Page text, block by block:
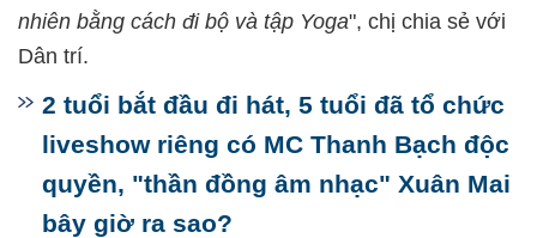
nhiên bằng cách đi bộ và tập Yoga", chị chia sẻ với
Dân trí.
2 tuổi bắt đầu đi hát, 5 tuổi đã tổ chức
liveshow riêng có MC Thanh Bạch độc
quyền, "thần đồng âm nhạc" Xuân Mai
bây giờ ra sao?